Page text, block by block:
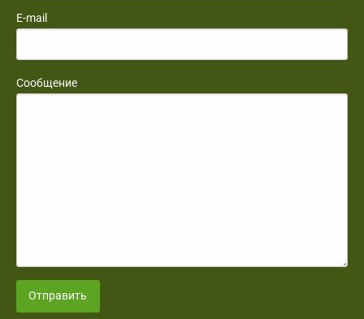
E-mail
Сообщение
Отправить